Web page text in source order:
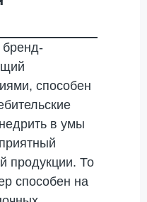
способен
в умы
продукции. То
способен на